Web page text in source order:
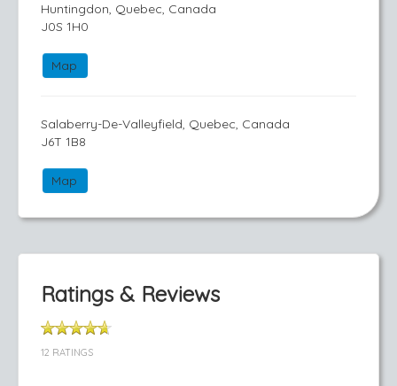
Huntingdon, Quebec, Canada
J0S 1H0
Map
Salaberry-De-Valleyfield, Quebec, Canada
J6T 1B8
Map
Ratings & Reviews
12 RATINGS